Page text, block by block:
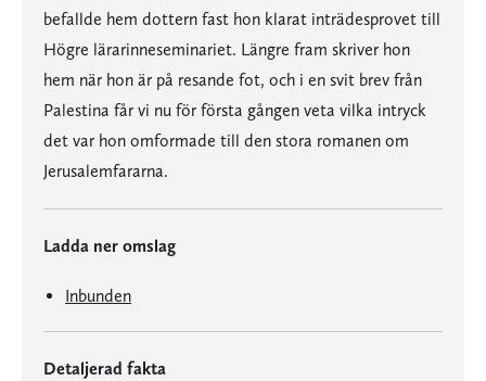
befallde hem dottern fast hon klarat inträdesprovet till
Högre lärarinneseminariet. Längre fram skriver hon
hem när hon är på resande fot, och i en svit brev från
Palestina får vi nu för första gången veta vilka intryck
det var hon omformade till den stora romanen om
Jerusalemfararna.
Ladda ner omslag
Inbunden
Detaljerad fakta